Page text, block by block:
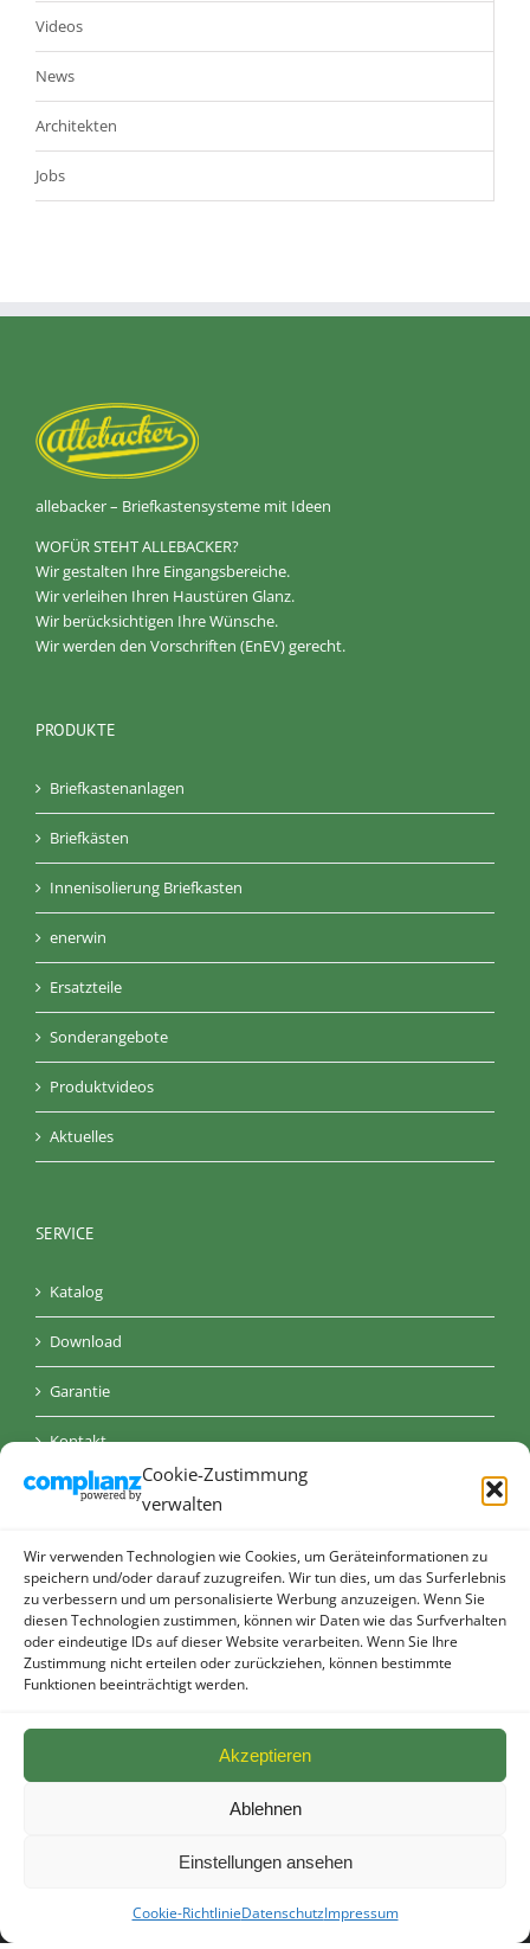
Cookie-Zustimmung
verwalten
Wir verwenden Technologien wie Cookies, um Geräteinformationen zu
speichern und/oder darauf zuzugreifen. Wir tun dies, um das Surferlebnis
zu verbessern und um personalisierte Werbung anzuzeigen. Wenn Sie
diesen Technologien zustimmen, können wir Daten wie das Surfverhalten
oder eindeutige IDs auf dieser Website verarbeiten. Wenn Sie Ihre
Zustimmung nicht erteilen oder zurückziehen, können bestimmte
Funktionen beeinträchtigt werden.
Akzeptieren
Ablehnen
Einstellungen ansehen
Cookie-RichtlinieDatenschutzImpressum
Videos
News
Architekten
Jobs
allebacker – Briefkastensysteme mit Ideen
WOFÜR STEHT ALLEBACKER?
Wir gestalten Ihre Eingangsbereiche.
Wir verleihen Ihren Haustüren Glanz.
Wir berücksichtigen Ihre Wünsche.
Wir werden den Vorschriften (EnEV) gerecht.
PRODUKTE
Briefkastenanlagen
Briefkästen
Innenisolierung Briefkasten
enerwin
Ersatzteile
Sonderangebote
Produktvideos
Aktuelles
SERVICE
Katalog
Download
Garantie
Kontakt
AGB
Impressum
Cookie-Richtlinie (EU)
Großröhrsdorf I
2026 I powered by Die KONKURRENZ
Facebook